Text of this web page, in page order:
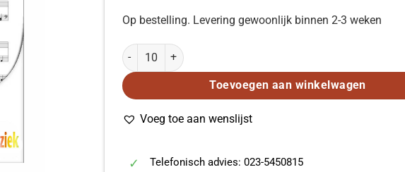
Op bestelling. Levering gewoonlijk binnen 2-3 weken
Lehár: Nur Die Liebe Macht Uns Jung (SATB) aantal
Toevoegen aan winkelwagen
Voeg toe aan wenslijst
Telefonisch advies: 023-5450815